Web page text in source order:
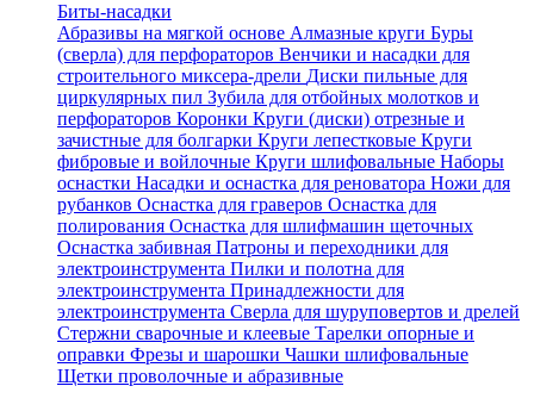
Биты-насадки
Абразивы на мягкой основе Алмазные круги Буры
(сверла) для перфораторов Венчики и насадки для
строительного миксера-дрели Диски пильные для
циркулярных пил Зубила для отбойных молотков и
перфораторов Коронки Круги (диски) отрезные и
зачистные для болгарки Круги лепестковые Круги
фибровые и войлочные Круги шлифовальные Наборы
оснастки Насадки и оснастка для реноватора Ножи для
рубанков Оснастка для граверов Оснастка для
полирования Оснастка для шлифмашин щеточных
Оснастка забивная Патроны и переходники для
электроинструмента Пилки и полотна для
электроинструмента Принадлежности для
электроинструмента Сверла для шуруповертов и дрелей
Стержни сварочные и клеевые Тарелки опорные и
оправки Фрезы и шарошки Чашки шлифовальные
Щетки проволочные и абразивные